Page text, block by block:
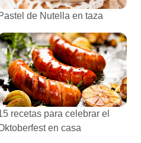
de Nutella en taza
recetas para celebrar el
en casa